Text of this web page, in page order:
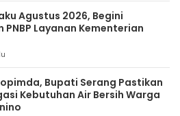
Agustus 2026, Begini
PNBP Layanan Kementerian
Bupati Serang Pastikan
Kebutuhan Air Bersih Warga